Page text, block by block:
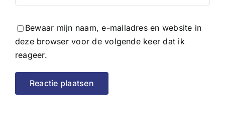
Bewaar mijn naam, e-mailadres en website in
deze browser voor de volgende keer dat ik
reageer.